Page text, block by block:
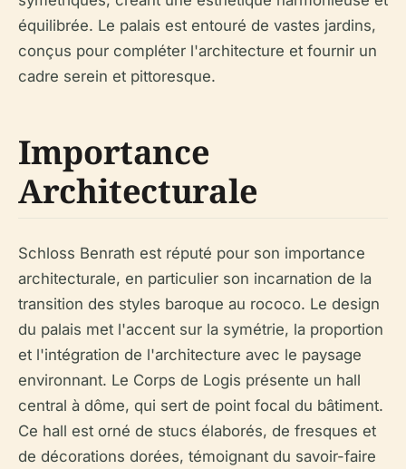
équilibrée. Le palais est entouré de vastes jardins,
conçus pour compléter l'architecture et fournir un
cadre serein et pittoresque.
Importance
Architecturale
Schloss Benrath est réputé pour son importance
architecturale, en particulier son incarnation de la
transition des styles baroque au rococo. Le design
du palais met l'accent sur la symétrie, la proportion
et l'intégration de l'architecture avec le paysage
environnant. Le Corps de Logis présente un hall
central à dôme, qui sert de point focal du bâtiment.
Ce hall est orné de stucs élaborés, de fresques et
de décorations dorées, témoignant du savoir-faire